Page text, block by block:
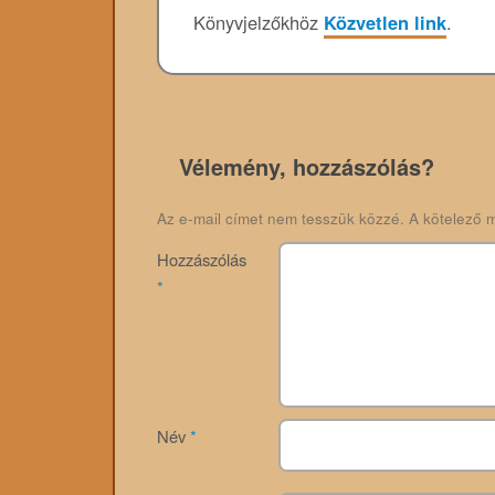
Könyvjelzőkhöz Közvetlen link.
Vélemény, hozzászólás?
Az e-mail címet nem tesszük közzé. A kötelező
Hozzászólás
*
Név*